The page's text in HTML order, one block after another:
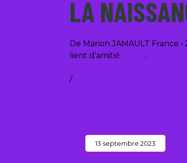
LA
De Marion JAMAULT France
lient d'amitié.
/
13 septembre 2023